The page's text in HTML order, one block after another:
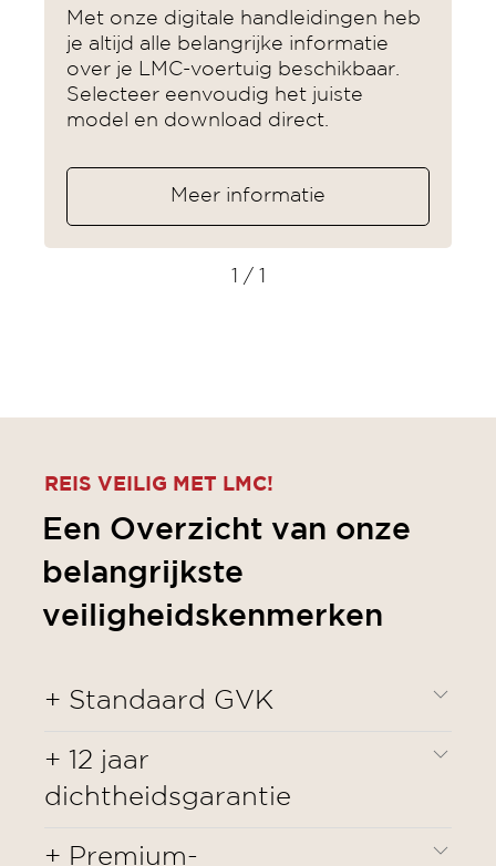
Met onze digitale handleidingen heb
je altijd alle belangrijke informatie
over je LMC-voertuig beschikbaar.
Selecteer eenvoudig het juiste
model en download direct.
Meer informatie
/ 1
REIS VEILIG MET LMC!
Een Overzicht van onze
belangrijkste
veiligheidskenmerken
+ Standaard GVK
GFK aan de voor- een achterkant, in het
dak en de vloer beschermt uw LMC-
+ 12 jaar
dichtheidsgarantie
+ Premium-